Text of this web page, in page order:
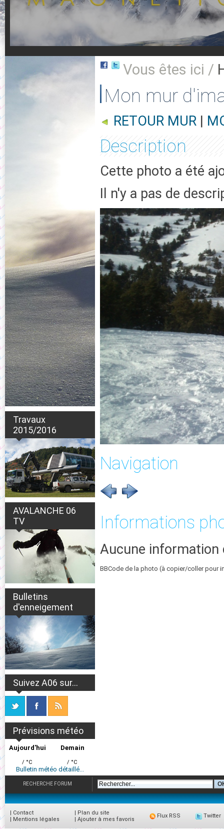
Travaux
2015/2016
AVALANCHE 06
TV
Bulletins
d'enneigement
Suivez A06 sur...
Prévisions météo
Aujourd'hui
/ °C
Demain
/ °C
Bulletin météo détaillé...
Vous êtes ici /
Mon mur
RETOUR MUR |
Description
Cette photo a été
Il n'y a pas de
Navigation
Informations
Aucune information
BBCode de la photo (à copier/coller pour
RECHERCHE FORUM
| Contact
| Mentions légales
| Plan du site
| Ajouter à mes favoris
Flux RSS Twitter